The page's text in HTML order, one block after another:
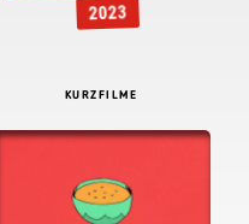
2023
KURZFILME